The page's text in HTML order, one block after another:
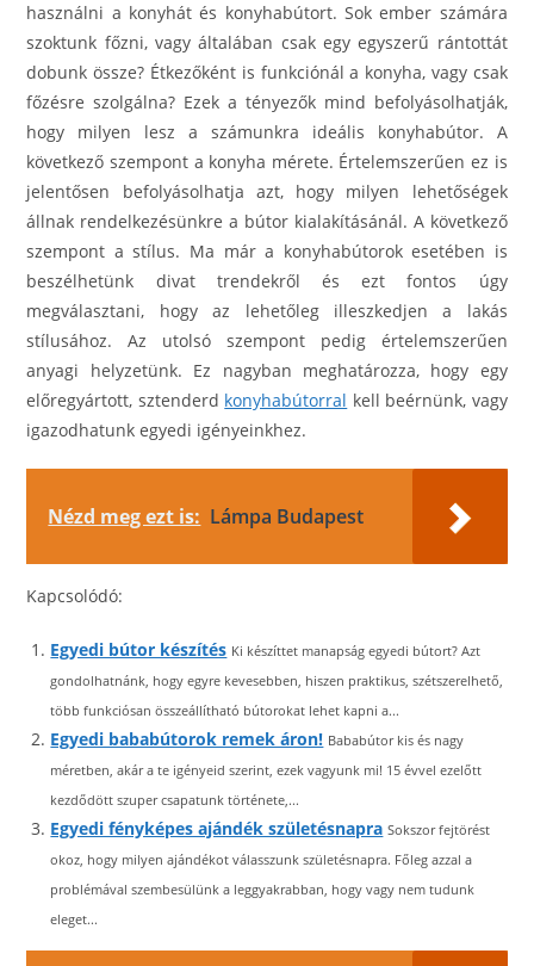
használni a konyhát és konyhabútort. Sok ember számára
szoktunk főzni, vagy általában csak egy egyszerű rántottát
dobunk össze? Étkezőként is funkciónál a konyha, vagy csak
főzésre szolgálna? Ezek a tényezők mind befolyásolhatják,
hogy milyen lesz a számunkra ideális konyhabútor. A
következő szempont a konyha mérete. Értelemszerűen ez is
jelentősen befolyásolhatja azt, hogy milyen lehetőségek
állnak rendelkezésünkre a bútor kialakításánál. A következő
szempont a stílus. Ma már a konyhabútorok esetében is
beszélhetünk divat trendekről és ezt fontos úgy
megválasztani, hogy az lehetőleg illeszkedjen a lakás
stílusához. Az utolsó szempont pedig értelemszerűen
anyagi helyzetünk. Ez nagyban meghatározza, hogy egy
előregyártott, sztenderd konyhabútorral kell beérnünk, vagy
igazodhatunk egyedi igényeinkhez.
Nézd meg ezt is: Lámpa Budapest
Kapcsolódó:
Egyedi bútor készítés Ki készíttet manapság egyedi bútort? Azt
gondolhatnánk, hogy egyre kevesebben, hiszen praktikus, szétszerelhető,
több funkciósan összeállítható bútorokat lehet kapni a...
Egyedi bababútorok remek áron! Bababútor kis és nagy
méretben, akár a te igényeid szerint, ezek vagyunk mi! 15 évvel ezelőtt
kezdődött szuper csapatunk története,...
Egyedi fényképes ajándék születésnapra Sokszor fejtörést
okoz, hogy milyen ajándékot válasszunk születésnapra. Főleg azzal a
problémával szembesülünk a leggyakrabban, hogy vagy nem tudunk
eleget...